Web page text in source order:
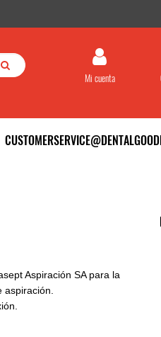
Mi cuenta
Aspiración SA para la